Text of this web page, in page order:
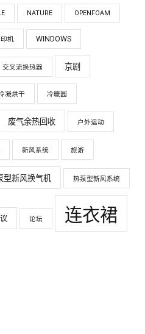
NATURE OPENFOAM
机 WINDOWS
交叉流换热器 京剧
凝烘干 冷暖园
废气余热回收 户外运动
新风系统 旅游
型新风换气机 热泵型新风系统
论坛 连衣裙